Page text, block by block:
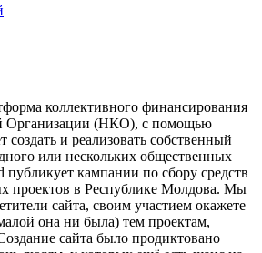
коллективного финансирования
Организации (НКО), с помощью
и реализовать собственный
или нескольких общественных
публикует кампании по сбору средств
проектов в Республике Молдова. Мы
сайта, своим участием окажете
она ни была) тем проектам,
сайта было продиктовано